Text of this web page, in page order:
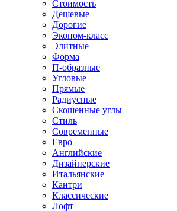
Стоимость
Дешевые
Дорогие
Эконом-класс
Элитные
Форма
П-образные
Угловые
Прямые
Радиусные
Скошенные углы
Стиль
Современные
Евро
Английские
Дизайнерские
Итальянские
Кантри
Классические
Лофт